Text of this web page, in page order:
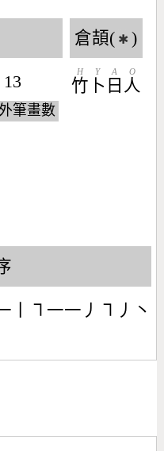
13
筆畫數
倉頡( ✱ )
竹
H
卜
Y
日
A
人
O
丨㇕一一丿㇕丿丶